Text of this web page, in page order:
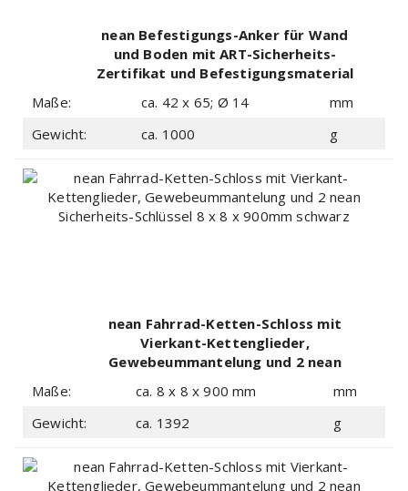
nean Befestigungs-Anker für Wand
und Boden mit ART-Sicherheits-
Zertifikat und Befestigungsmaterial
Maße: ca. 42 x 65; Ø 14
mm
Gewicht:
ca. 1000 g
nean Fahrrad-Ketten-Schloss mit
Vierkant-Kettenglieder,
Gewebeummantelung und 2 nean
schwarz
Maße: ca. 8 x 8 x 900 mm
mm
Gewicht:
ca. 1392 g